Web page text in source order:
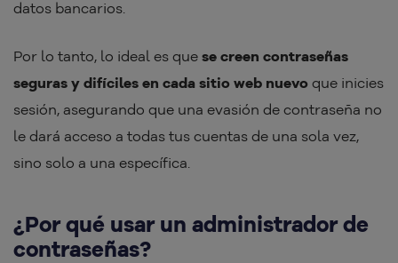
datos bancarios.
Por lo tanto, lo ideal es que se creen contraseñas
seguras y difíciles en cada sitio web nuevo que inicies
sesión, asegurando que una evasión de contraseña no
le dará acceso a todas tus cuentas de una sola vez,
sino solo a una específica.
¿Por qué usar un administrador de
contraseñas?